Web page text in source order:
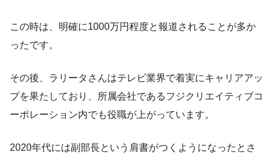
この時は、明確に1000万円程度と報道されることが多か
ったです。
その後、ラリータさんはテレビ業界で着実にキャリアアッ
プを果たしており、所属会社であるフジクリエイティブコ
ーポレーション内でも役職が上がっています。
2020年代には副部長という肩書がつくようになったとさ